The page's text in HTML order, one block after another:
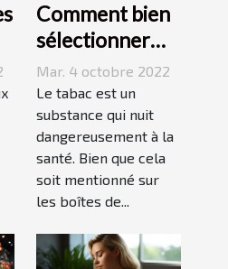
Comment bien
sélectionner
une cigarette
électronique ?
Mar. 4 octobre 2022
Le tabac est un
substance qui nuit
dangereusement à la
santé. Bien que cela
soit mentionné sur
les boîtes de...